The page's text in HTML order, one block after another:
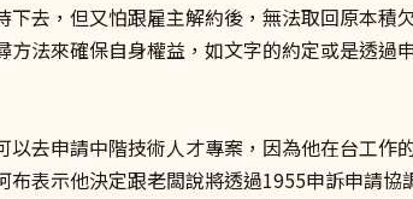
去，但又怕跟雇主解約後，無法取回原本積
法來確保自身權益，如文字的約定或是透過
去申請中階技術人才專案，因為他在台工作
表示他決定跟老闆說將透過1955申訴申請